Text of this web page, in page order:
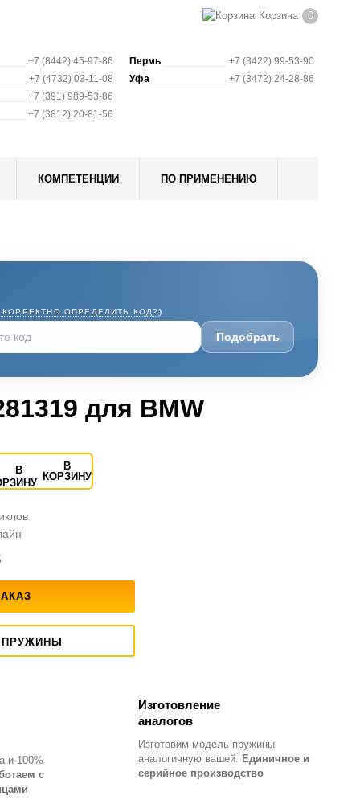
Корзина 0
+7 (8442) 45-97-86
+7 (4732) 03-11-08
+7 (391) 989-53-86
+7 (3812) 20-81-56
Пермь
+7 (3422) 99-53-90
Уфа
+7 (3472) 24-28-86
КОМПЕТЕНЦИИ ПО ПРИМЕНЕНИЮ
КОРРЕКТНО ОПРЕДЕЛИТЬ КОД? )
Подобрать
для BMW
В
КОРЗИНУ
ПРУЖИНЫ
и 100%
с
Изготовление
аналогов
Изготовим модель пружины
аналогичную вашей. Единичное и
серийное производство